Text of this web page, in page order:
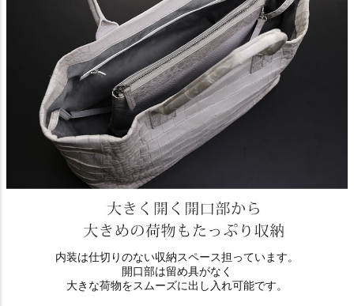
内装は仕切りのない収納スペース担っています。
開口部は留め具がなく
大きな荷物をスムーズに出し入れ可能です。